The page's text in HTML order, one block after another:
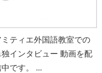
級】3/4名 【4級】2/2名
ミティエ外国語教室での
独インタビュー 動画を配
です。 ...